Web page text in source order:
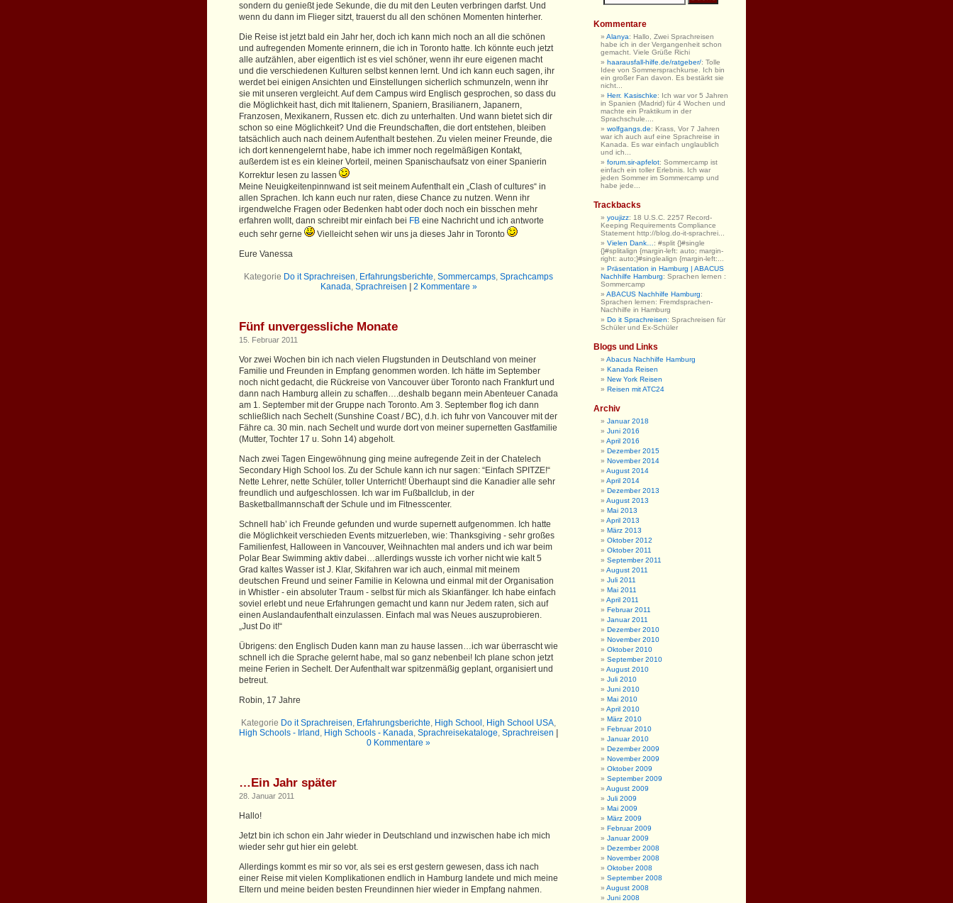
sondern du genießt jede Sekunde, die du mit den Leuten verbringen darfst. Und
wenn du dann im Flieger sitzt, trauerst du all den schönen Momenten hinterher.
Die Reise ist jetzt bald ein Jahr her, doch ich kann mich noch an all die schönen
und aufregenden Momente erinnern, die ich in Toronto hatte. Ich könnte euch jetzt
alle aufzählen, aber eigentlich ist es viel schöner, wenn ihr eure eigenen macht
und die verschiedenen Kulturen selbst kennen lernt. Und ich kann euch sagen, ihr
werdet bei einigen Ansichten und Einstellungen sicherlich schmunzeln, wenn ihr
sie mit unseren vergleicht. Auf dem Campus wird Englisch gesprochen, so dass du
die Möglichkeit hast, dich mit Italienern, Spaniern, Brasilianern, Japanern,
Franzosen, Mexikanern, Russen etc. dich zu unterhalten. Und wann bietet sich dir
schon so eine Möglichkeit? Und die Freundschaften, die dort entstehen, bleiben
tatsächlich auch nach deinem Aufenthalt bestehen. Zu vielen meiner Freunde, die
ich dort kennengelernt habe, habe ich immer noch regelmäßigen Kontakt,
außerdem ist es ein kleiner Vorteil, meinen Spanischaufsatz von einer Spanierin
Korrektur lesen zu lassen
Meine Neuigkeitenpinnwand ist seit meinem Aufenthalt ein „Clash of cultures“ in
allen Sprachen. Ich kann euch nur raten, diese Chance zu nutzen. Wenn ihr
irgendwelche Fragen oder Bedenken habt oder doch noch ein bisschen mehr
erfahren wollt, dann schreibt mir einfach bei FB eine Nachricht und ich antworte
euch sehr gerne
Vielleicht sehen wir uns ja dieses Jahr in Toronto
Eure Vanessa
Kategorie Do it Sprachreisen, Erfahrungsberichte, Sommercamps, Sprachcamps
Kanada, Sprachreisen 2 Kommentare »
Fünf unvergessliche Monate
15. Februar 2011
Vor zwei Wochen bin ich nach vielen Flugstunden in Deutschland von meiner
Familie und Freunden in Empfang genommen worden. Ich hätte im September
noch nicht gedacht, die Rückreise von Vancouver über Toronto nach Frankfurt und
dann nach Hamburg allein zu schaffen….deshalb begann mein Abenteuer Canada
am 1. September mit der Gruppe nach Toronto. Am 3. September flog ich dann
schließlich nach Sechelt (Sunshine Coast / BC), d.h. ich fuhr von Vancouver mit der
Fähre ca. 30 min. nach Sechelt und wurde dort von meiner supernetten Gastfamilie
(Mutter, Tochter 17 u. Sohn 14) abgeholt.
Nach zwei Tagen Eingewöhnung ging meine aufregende Zeit in der Chatelech
Secondary High School los. Zu der Schule kann ich nur sagen: “Einfach SPITZE!“
Nette Lehrer, nette Schüler, toller Unterricht! Überhaupt sind die Kanadier alle sehr
freundlich und aufgeschlossen. Ich war im Fußballclub, in der
Basketballmannschaft der Schule und im Fitnesscenter.
Schnell hab’ ich Freunde gefunden und wurde supernett aufgenommen. Ich hatte
die Möglichkeit verschieden Events mitzuerleben, wie: Thanksgiving - sehr großes
Familienfest, Halloween in Vancouver, Weihnachten mal anders und ich war beim
Polar Bear Swimming aktiv dabei…allerdings wusste ich vorher nicht wie kalt 5
Grad kaltes Wasser istJ. Klar, Skifahren war ich auch, einmal mit meinem
deutschen Freund und seiner Familie in Kelowna und einmal mit der Organisation
in Whistler - ein absoluter Traum - selbst für mich als Skianfänger. Ich habe einfach
soviel erlebt und neue Erfahrungen gemacht und kann nur Jedem raten, sich auf
einen Auslandaufenthalt einzulassen. Einfach mal was Neues auszuprobieren.
„Just Do it!“
Übrigens: den Englisch Duden kann man zu hause lassen…ich war überrascht wie
schnell ich die Sprache gelernt habe, mal so ganz nebenbei! Ich plane schon jetzt
meine Ferien in Sechelt. Der Aufenthalt war spitzenmäßig geplant, organisiert und
betreut.
Robin, 17 Jahre
Kategorie Do it Sprachreisen, Erfahrungsberichte, High School , High School USA,
High Schools - Irland , High Schools - Kanada, Sprachreisekataloge, Sprachreisen
0 Kommentare »
…Ein Jahr später
28. Januar 2011
Hallo!
Jetzt bin ich schon ein Jahr wieder in Deutschland und inzwischen habe ich mich
wieder sehr gut hier ein gelebt.
Allerdings kommt es mir so vor, als sei es erst gestern gewesen, dass ich nach
einer Reise mit vielen Komplikationen endlich in Hamburg landete und mich meine
Eltern und meine beiden besten Freundinnen hier wieder in Empfang nahmen.
Kommentare
Alanya: Hallo, Zwei Sprachreisen
habe ich in der Vergangenheit schon
gemacht. Viele Grüße Richi
haarausfall-hilfe.de/ratgeber/: Tolle
Idee von Sommersprachkurse. Ich bin
ein großer Fan davon. Es bestärkt sie
nicht...
Herr. Kasischke: Ich war vor 5 Jahren
in Spanien (Madrid) für 4 Wochen und
machte ein Praktikum in der
Sprachschule....
wolfgangs.de: Krass, Vor 7 Jahren
war ich auch auf eine Sprachreise in
Kanada. Es war einfach unglaublich
und ich...
forum.sir-apfelot: Sommercamp ist
einfach ein toller Erlebnis. Ich war
jeden Sommer im Sommercamp und
habe jede...
Trackbacks
youjizz: 18 U.S.C. 2257 Record-
Keeping Requirements Compliance
Statement http://blog.do-it-sprachrei...
Vielen Dank… : #split {}#single
{}#splitalign {margin-left: auto; margin-
right: auto;}#singlealign {margin-left:...
Präsentation in Hamburg | ABACUS
Nachhilfe Hamburg: Sprachen lernen :
Sommercamp
ABACUS Nachhilfe Hamburg:
Sprachen lernen: Fremdsprachen-
Nachhilfe in Hamburg
Do it Sprachreisen: Sprachreisen für
Schüler und Ex-Schüler
Blogs und Links
Abacus Nachhilfe Hamburg
Kanada Reisen
New York Reisen
Reisen mit ATC24
Archiv
Januar 2018
Juni 2016
April 2016
Dezember 2015
November 2014
August 2014
April 2014
Dezember 2013
August 2013
Mai 2013
April 2013
März 2013
Oktober 2012
Oktober 2011
September 2011
August 2011
Juli 2011
Mai 2011
April 2011
Februar 2011
Januar 2011
Dezember 2010
November 2010
Oktober 2010
September 2010
August 2010
Juli 2010
Juni 2010
Mai 2010
April 2010
März 2010
Februar 2010
Januar 2010
Dezember 2009
November 2009
Oktober 2009
September 2009
August 2009
Juli 2009
Mai 2009
März 2009
Februar 2009
Januar 2009
Dezember 2008
November 2008
Oktober 2008
September 2008
August 2008
Juni 2008